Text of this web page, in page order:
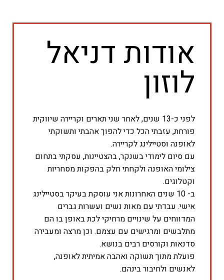
אודות דניאל
לוזון
לפני כ-13 שנים, לאחר שני תארים וקריירה שיווקית
פורחת, עזבתי הכל כדי להפוך אהבתי ותשוקתי
לאופנה וסטיילינג לקריירה.
עם סיום לימודי בשנקר, בהצטיינות, עסקתי בתחום
צילומי האופנה ולקחתי חלק בהפקות מסחריות
וקטלוגים.
ב- 10 שנים האחרונות אני עוסקת בעיקר בסטיילינג
אישי. עבדתי עם מאות נשים ועשרות גברים
המדווחים על שינויים מרחיקי לכת באופן בו הם
מתלבשים ומרגישים עם עצמם. וכן מרצה ומעבירה
סדנאות וקורסים רבים בנושא.
פועלת מתוך תשוקה ואהבה אמיתית לאופנה,
לאנשים ולחיבור בינהם.